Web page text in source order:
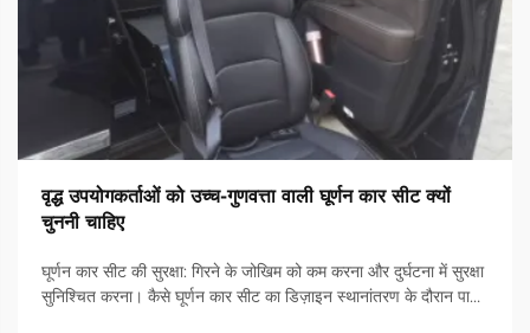
वृद्ध उपयोगकर्ताओं को उच्च-गुणवत्ता वाली घूर्णन कार सीट क्यों
चुननी चाहिए
घूर्णन कार सीट की सुरक्षा: गिरने के जोखिम को कम करना और दुर्घटना में सुरक्षा
सुनिश्चित करना। कैसे घूर्णन कार सीट का डिज़ाइन स्थानांतरण के दौरान पार्श्व